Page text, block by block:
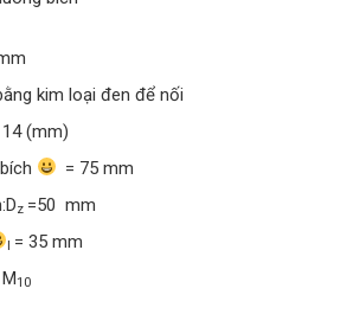
kim loại đen để nối
14 (mm)
= 75 mm
z =50 mm
= 35 mm
10